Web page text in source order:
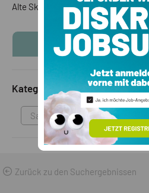
Alte Ski funktionstüchtig
KONTAKTINFOS
Kategorie
Sammlungen & Antikes
Zurück zu den Suchergebnissen